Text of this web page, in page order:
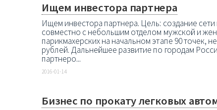
Ищем инвестора партнера
Ищем инвестора партнера. Цель: создание
совместно с небольшим отделом мужской и
парикмахерских на начальном этапе 90 точек,
рублей. Дальнейшее развитие по городам
партнеро...
2016-01-14
Бизнес по прокату легковых